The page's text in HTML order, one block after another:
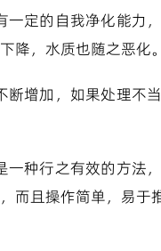
定的自我净化能力
降，水质也随之恶化。
增加，如果处理不
种行之有效的方法
且操作简单，易于